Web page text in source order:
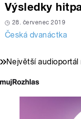
Výsledky
28. červenec 2019
Česká dvanáctka
Největší